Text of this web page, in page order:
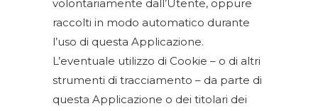
volontariamente dall’Utente, oppure
raccolti in modo automatico durante
l’uso di questa Applicazione.
L’eventuale utilizzo di Cookie – o di altri
strumenti di tracciamento – da parte di
questa Applicazione o dei titolari dei